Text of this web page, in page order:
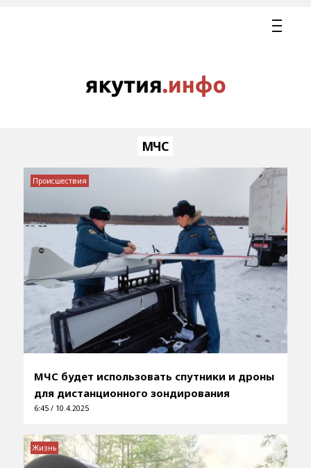
МЧС
МЧС будет использовать спутники и дроны
для дистанционного зондирования
6:45 / 10.4.2025
Происшествия
Жизнь